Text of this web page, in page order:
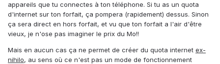
appareils que tu connectes à ton téléphone. Si tu as un quota
d'internet sur ton forfait, ça pompera (rapidement) dessus. Sinon
ça sera direct en hors forfait, et vu que ton forfait a l'air d'être
vieux, je n'ose pas imaginer le prix du Mo!!
Mais en aucun cas ça ne permet de créer du quota internet ex-
nihilo, au sens où ce n'est pas un mode de fonctionnement